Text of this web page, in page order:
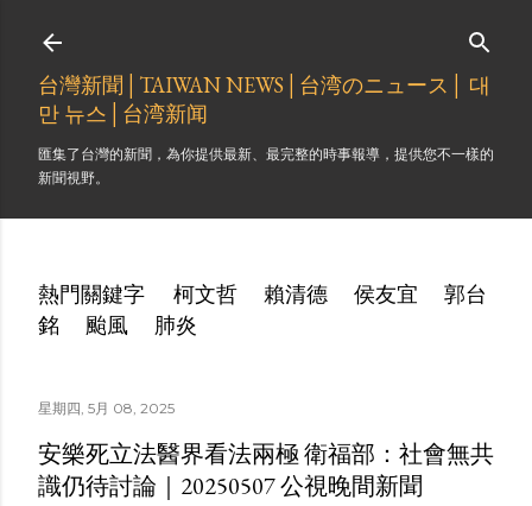
台灣新聞│TAIWAN NEWS│台湾のニュース│ 대
만 뉴스│台湾新闻
匯集了台灣的新聞，為你提供最新、最完整的時事報導，提供您不一樣的
新聞視野。
熱門關鍵字 柯文哲 賴清德 侯友宜
郭台
銘
颱風 肺炎
星期四, 5月 08, 2025
安樂死立法醫界看法兩極 衛福部：社會無共
識仍待討論｜20250507 公視晚間新聞